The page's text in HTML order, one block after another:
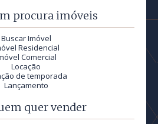
procura imóveis
Buscar Imóvel
Residencial
Comercial
Locação
de temporada
Lançamento
quer vender